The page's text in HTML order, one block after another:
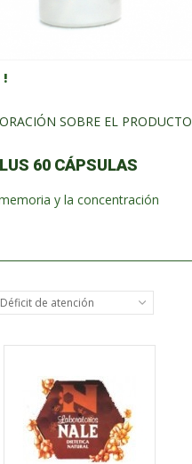
!
SOBRE EL PRODUCTO
60 CÁPSULAS
y la concentración
Déficit de atención